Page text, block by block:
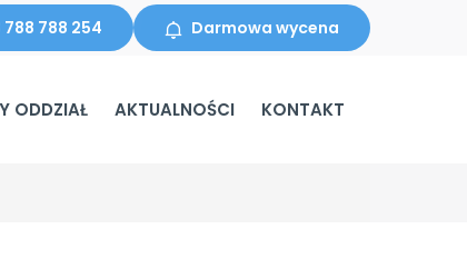
788 788 254 Darmowa wycena
ODDZIAŁ AKTUALNOŚCI KONTAKT